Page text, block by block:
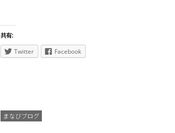
共有:
Twitter
Facebook
まなびブログ